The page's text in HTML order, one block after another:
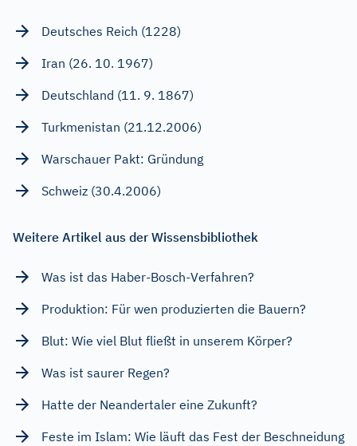
Deutsches Reich (1228)
Iran (26. 10. 1967)
Deutschland (11. 9. 1867)
Turkmenistan (21.12.2006)
Warschauer Pakt: Gründung
Schweiz (30.4.2006)
Weitere Artikel aus der Wissensbibliothek
Was ist das Haber-Bosch-Verfahren?
Produktion: Für wen produzierten die Bauern?
Blut: Wie viel Blut fließt in unserem Körper?
Was ist saurer Regen?
Hatte der Neandertaler eine Zukunft?
Feste im Islam: Wie läuft das Fest der Beschneidung